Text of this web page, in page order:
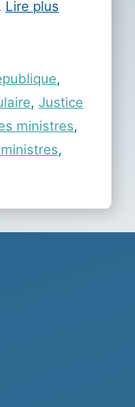
Lire plus
,
, Justice
ministres,
,